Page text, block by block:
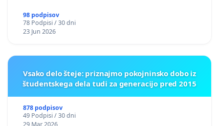
98 podpisov
78 Podpisi / 30 dni
23 Jun 2026
Vsako delo šteje: priznajmo pokojninsko dobo iz
študentskega dela tudi za generacijo pred 2015
878 podpisov
49 Podpisi / 30 dni